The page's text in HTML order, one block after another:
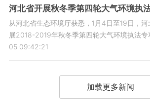
河北省开展秋冬季第四轮大气环境执
从河北省生态环境厅获悉，1月4日至19日，
展2018-2019年秋冬季第四轮大气环境执法专
05 09:42:21
加载更多新闻